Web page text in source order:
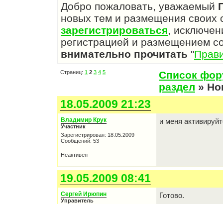
Добро пожаловать, уважаемый
новых тем и размещения
зарегистрироваться,
регистрацией и размещением
внимательно прочитать "
Страниц: 1 2 3 4 5
Список
раздел »
18.05.2009 21:23
Владимир Крук
Участник
Зарегистрирован: 18.05.2009
Сообщений: 53
и меня
Неактивен
19.05.2009 08:41
Сергей Ирюпин
Управитель
Готово.